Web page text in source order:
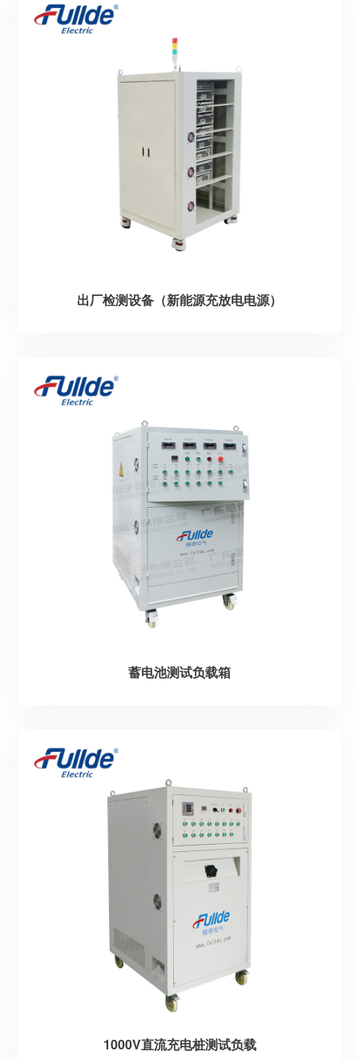
出厂检测设备（新能源充放电电源）
蓄电池测试负载箱
1000V直流充电桩测试负载